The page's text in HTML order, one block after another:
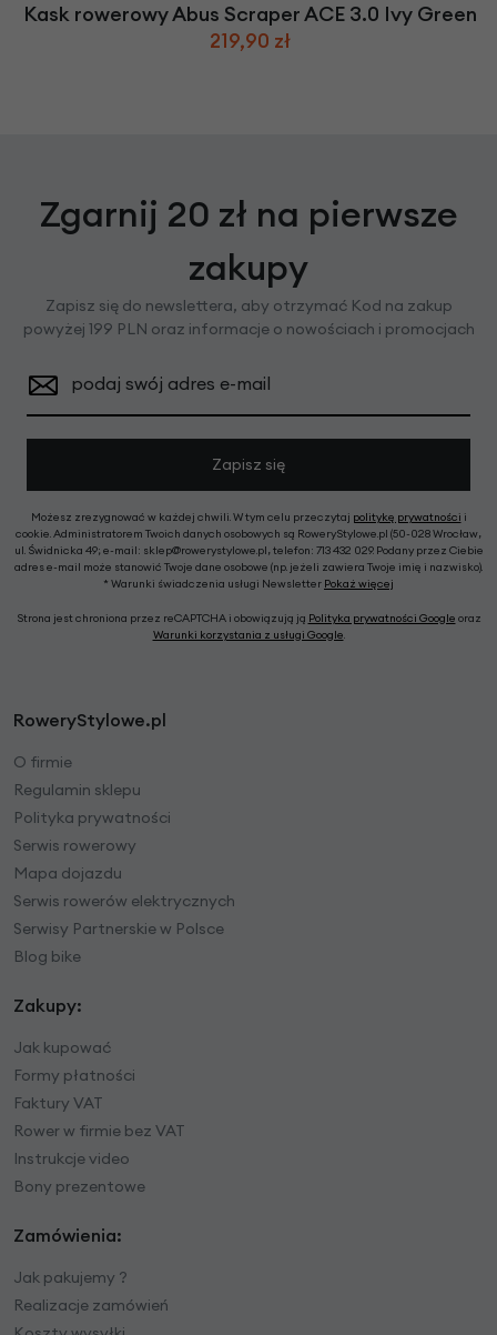
Kask rowerowy Abus Scraper ACE 3.0 Ivy Green
219,90 zł
Zgarnij 20 zł na pierwsze
zakupy
Zapisz się do newslettera, aby otrzymać Kod na zakup
powyżej 199 PLN oraz informacje o nowościach i promocjach
podaj swój adres e-mail
Zapisz się
Możesz zrezygnować w każdej chwili. W tym celu przeczytaj politykę prywatności i
cookie. Administratorem Twoich danych osobowych są RoweryStylowe.pl (50-028 Wrocław,
ul. Świdnicka 49; e-mail: sklep@rowerystylowe.pl, telefon: 713 432 029. Podany przez Ciebie
adres e-mail może stanowić Twoje dane osobowe (np. jeżeli zawiera Twoje imię i nazwisko).
* Warunki świadczenia usługi Newsletter Pokaż więcej
Strona jest chroniona przez reCAPTCHA i obowiązują ją Polityka prywatności Google oraz
Warunki korzystania z usługi Google.
RoweryStylowe.pl
O firmie
Regulamin sklepu
Polityka prywatności
Serwis rowerowy
Mapa dojazdu
Serwis rowerów elektrycznych
Serwisy Partnerskie w Polsce
Blog bike
Zakupy:
Jak kupować
Formy płatności
Faktury VAT
Rower w firmie bez VAT
Instrukcje video
Bony prezentowe
Zamówienia:
Jak pakujemy ?
Realizacje zamówień